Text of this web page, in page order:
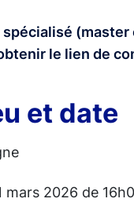
le lien de
et date
mars 2026 de